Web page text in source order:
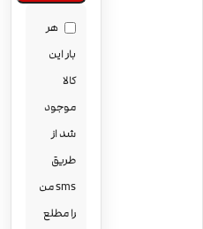
هر
بار این
کالا
موجود
شد از
طریق
sms من
را مطلع